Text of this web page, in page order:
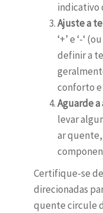
indicativo
Ajuste a
‘+’ e ‘-‘
definir a
conforto
Aguarde a
levar
ar
Certifique-se
direcionadas
quente circule